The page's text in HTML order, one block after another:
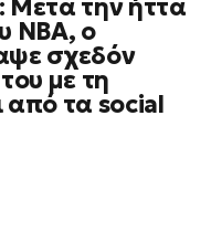
Μετά την ήττα
ΝΒΑ, ο
σχεδόν
με τη
από τα social